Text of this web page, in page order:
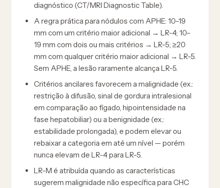
diagnóstico (CT/MRI Diagnostic Table).
A regra prática para nódulos com APHE: 10–19
mm com um critério maior adicional → LR-4; 10–
19 mm com dois ou mais critérios → LR-5; ≥20
mm com qualquer critério maior adicional → LR-5.
Sem APHE, a lesão raramente alcança LR-5.
Critérios ancilares favorecem a malignidade (ex.:
restrição à difusão, sinal de gordura intralesional
em comparação ao fígado, hipointensidade na
fase hepatobiliar) ou a benignidade (ex.:
estabilidade prolongada), e podem elevar ou
rebaixar a categoria em até um nível — porém
nunca elevam de LR-4 para LR-5.
LR-M é atribuída quando as características
sugerem malignidade não específica para CHC